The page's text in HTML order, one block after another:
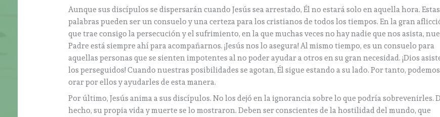
Aunque sus discípulos se dispersarán cuando Jesús sea arrestado, Él no estará solo en aquella hora. Estas
palabras pueden ser un consuelo y una certeza para los cristianos de todos los tiempos. En la gran
que trae consigo la persecución y el sufrimiento, en la que muchas veces no hay nadie que nos asista,
Padre está siempre ahí para acompañarnos. ¡Jesús nos lo asegura! Al mismo tiempo, es un consuelo para
aquellas personas que se sienten impotentes al no poder ayudar a otros en su gran necesidad. ¡Dios
los perseguidos! Cuando nuestras posibilidades se agotan, Él sigue estando a su lado. Por tanto, podemos
orar por ellos y ayudarles de esta manera.
Por último, Jesús anima a sus discípulos. No los dejó en la ignorancia sobre lo que podría sobrevenirles.
hecho, su propia vida y muerte se lo mostraron. Deben ser conscientes de la hostilidad del mundo, que